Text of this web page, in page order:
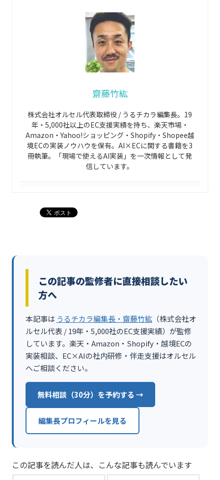
齋藤竹紘
株式会社オルセル代表取締役 / うるチカラ編集長。19
年・5,000社以上のEC支援実績を持ち、楽天市場・
Amazon・Yahoo!ショッピング・Shopify・Shopee越
境ECの実装ノウハウを保有。AI×ECに関する書籍を3
冊執筆。「現場で使えるAI実装」を一次情報として発
信しています。
この記事の監修者に直接相談したい
方へ
本記事は うるチカラ編集長・齋藤竹紘（株式会社オ
ルセル代表 / 19年・5,000社のEC支援実績）が監修
しています。楽天・Amazon・Shopify・越境ECの
実装相談、EC×AIの社内研修・伴走支援はオルセル
へご相談ください。
無料相談（30分）を予約する →
編集長プロフィールを見る
この記事を読んだ人は、こんな記事も読んでいます